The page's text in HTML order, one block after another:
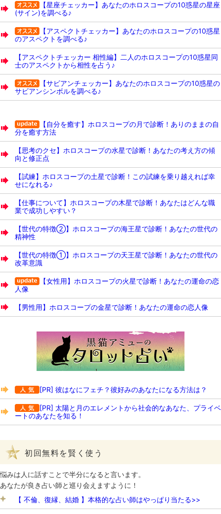
【星座チェッカー】あなたのホロスコープの10惑星の星座
(サイン)を調べる♪
【アスペクトチェッカー】あなたのホロスコープの10惑星
のアスペクトを調べる♪
【アスペクトチェッカー 相性編】二人のホロスコープの10惑星同
士のアスペクトから相性を占う♪
【サビアンチェッカー】あなたのホロスコープの10惑星の
サビアンシンボルを調べる♪
【自分を癒す】ホロスコープの月で診断！ありのままの自
分を癒す方法
【思考のクセ】ホロスコープの水星で診断！あなたの考え方の傾
向と修正点
【試練】ホロスコープの土星で診断！この試練を乗り越えれば幸
せになれる♪
【仕事について】ホロスコープの木星で診断！あなたはどんな職
業で成功しやすい？
【世代の特徴②】ホロスコープの海王星で診断！あなたの世代の
精神性
【世代の特徴①】ホロスコープの天王星で診断！あなたの世代の
改革意識
【女性用】ホロスコープの火星で診断！あなたの運命の恋
人像
【男性用】ホロスコープの金星で診断！あなたの運命の恋人像
[PR] 彼はなにフェチ？彼好みのあなたになる方法は？
[PR] 太陽と月のエレメントから社会的なあなた、プライベ
ートのあなたを知る！
初回無料を賢く使う
悩みは人に話すことで半分になると言います。
あなたが良き占い師と巡り会えますように！
【 不倫、復縁、結婚 】本格的な占い師はやっぱり当たる>>